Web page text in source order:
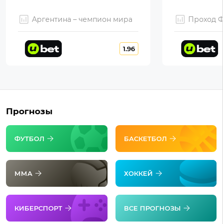
Аргентина – чемпион мира
1.96
Проход
Прогнозы
ФУТБОЛ БАСКЕТБОЛ
ММА ХОККЕЙ
КИБЕРСПОРТ ВСЕ ПРОГНОЗЫ